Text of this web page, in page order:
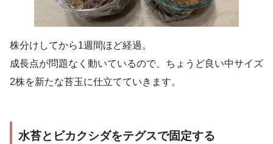
株分けしてから1週間ほど経過。
成長点が問題なく動いているので、ちょうど良い中サイズ
2株を新たな苔玉に仕立てていきます。
水苔とビカクシダをテグスで固定する